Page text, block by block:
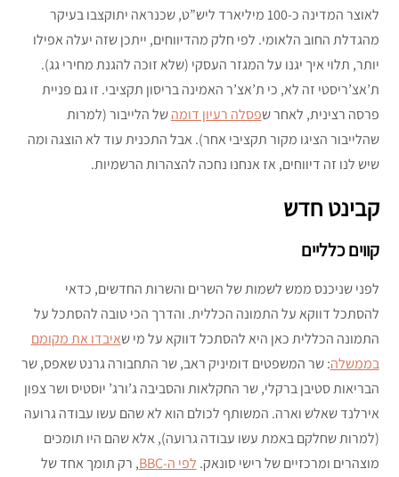
לאוצר המדינה כ-100 מיליארד ליש”ט, שכנראה יתוקצבו בעיקר
מהגדלת החוב הלאומי. לפי חלק מהדיווחים, ייתכן שזה יעלה אפילו
יותר, תלוי איך יגנו על המגזר העסקי (שלא זוכה להגנת מחירי גג).
ת’אצ’ריסטי זה לא, כי ת’אצ’ר האמינה בריסון תקציבי. זו גם פניית
פרסה רצינית, לאחר שפסלה רעיון דומהשל הלייבור (למרות
שהלייבור הציגו מקור תקציבי אחר). אבל התכנית עוד לא הוצגה ומה
שיש לנו זה דיווחים, אז אנחנו נחכה להצהרות הרשמיות.
קבינט חדש
קווים כלליים
לפני שניכנס ממש לשמות של השרים והשרות החדשים, כדאי
להסתכל דווקא על התמונה הכללית. והדרך הכי טובה להסתכל על
התמונה הכללית כאן היא להסתכל דווקא על מי שאיבדו את מקומם
בממשלה: שר המשפטים דומיניק ראב, שר התחבורה גרנט שאפס, שר
הבריאות סטיבן ברקלי, שר החקלאות והסביבה ג’ורג’ יוסטיס ושר צפון
אירלנד שאלש וארה. המשותף לכולם הוא לא שהם עשו עבודה גרועה
(למרות שחלקם באמת עשו עבודה גרועה), אלא שהם היו תומכים
מוצהרים ומרכזיים של רישי סונאק. לפי ה-BBC
, רק תומך אחד של